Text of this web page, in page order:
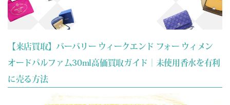
【来店買取】バーバリー ウィークエンド フォー ウィメン
オードパルファム30ml高価買取ガイド｜未使用香水を有利
に売る方法